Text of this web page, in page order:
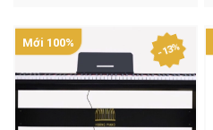
- 13%
Mới 100%